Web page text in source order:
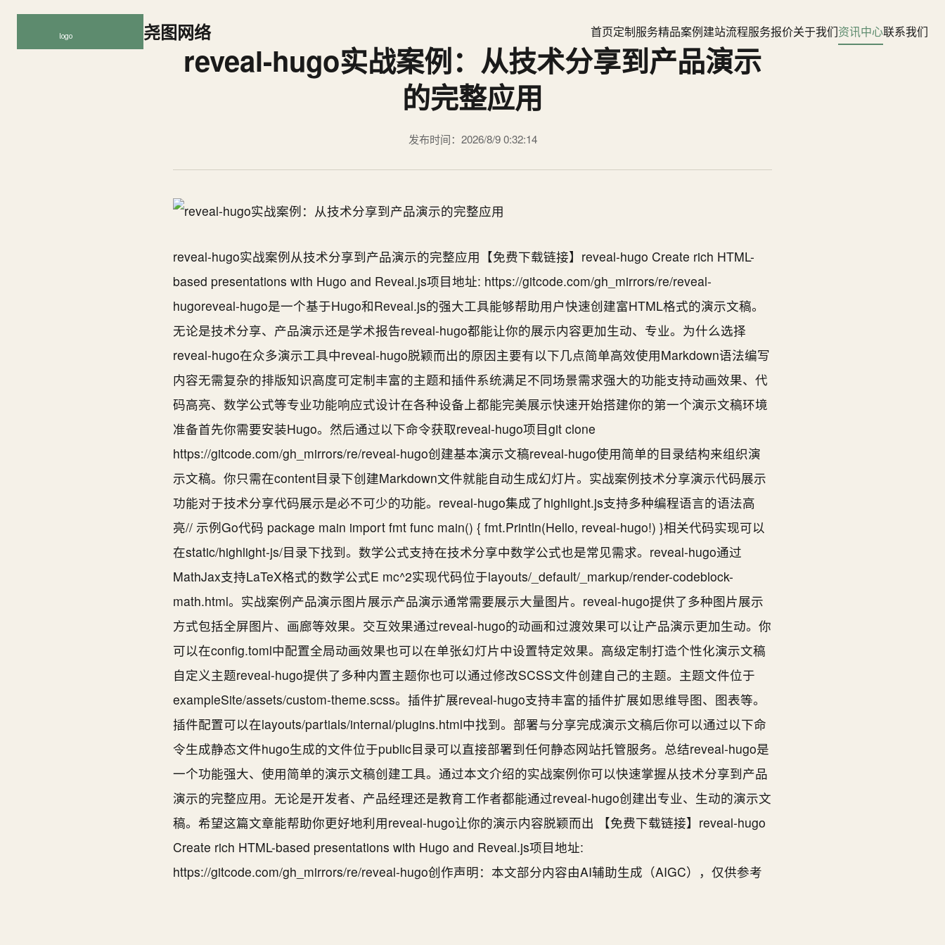
尧图网络 首页定制服务精品案例建站流程服务报价关于我们资讯中心联系我们
reveal-hugo实战案例：从技术分享到产品演示
的完整应用
发布时间：2026/8/9 0:32:14
reveal-hugo实战案例从技术分享到产品演示的完整应用【免费下载链接】reveal-hugo️ Create rich HTML-
based presentations with Hugo and Reveal.js项目地址: https://gitcode.com/gh_mirrors/re/reveal-
hugoreveal-hugo是一个基于Hugo和Reveal.js的强大工具能够帮助用户快速创建富HTML格式的演示文稿。
无论是技术分享、产品演示还是学术报告reveal-hugo都能让你的展示内容更加生动、专业。为什么选择
reveal-hugo在众多演示工具中reveal-hugo脱颖而出的原因主要有以下几点简单高效使用Markdown语法编写
内容无需复杂的排版知识高度可定制丰富的主题和插件系统满足不同场景需求强大的功能支持动画效果、代
码高亮、数学公式等专业功能响应式设计在各种设备上都能完美展示快速开始搭建你的第一个演示文稿环境
准备首先你需要安装Hugo。然后通过以下命令获取reveal-hugo项目git clone
https://gitcode.com/gh_mirrors/re/reveal-hugo创建基本演示文稿reveal-hugo使用简单的目录结构来组织演
示文稿。你只需在content目录下创建Markdown文件就能自动生成幻灯片。实战案例技术分享演示代码展示
功能对于技术分享代码展示是必不可少的功能。reveal-hugo集成了highlight.js支持多种编程语言的语法高
亮// 示例Go代码 package main import fmt func main() { fmt.Println(Hello, reveal-hugo!) }相关代码实现可以
在static/highlight-js/目录下找到。数学公式支持在技术分享中数学公式也是常见需求。reveal-hugo通过
MathJax支持LaTeX格式的数学公式E mc^2实现代码位于layouts/_default/_markup/render-codeblock-
math.html。实战案例产品演示图片展示产品演示通常需要展示大量图片。reveal-hugo提供了多种图片展示
方式包括全屏图片、画廊等效果。交互效果通过reveal-hugo的动画和过渡效果可以让产品演示更加生动。你
可以在config.toml中配置全局动画效果也可以在单张幻灯片中设置特定效果。高级定制打造个性化演示文稿
自定义主题reveal-hugo提供了多种内置主题你也可以通过修改SCSS文件创建自己的主题。主题文件位于
exampleSite/assets/custom-theme.scss。插件扩展reveal-hugo支持丰富的插件扩展如思维导图、图表等。
插件配置可以在layouts/partials/internal/plugins.html中找到。部署与分享完成演示文稿后你可以通过以下命
令生成静态文件hugo生成的文件位于public目录可以直接部署到任何静态网站托管服务。总结reveal-hugo是
一个功能强大、使用简单的演示文稿创建工具。通过本文介绍的实战案例你可以快速掌握从技术分享到产品
演示的完整应用。无论是开发者、产品经理还是教育工作者都能通过reveal-hugo创建出专业、生动的演示文
稿。希望这篇文章能帮助你更好地利用reveal-hugo让你的演示内容脱颖而出 【免费下载链接】reveal-hugo️
Create rich HTML-based presentations with Hugo and Reveal.js项目地址:
https://gitcode.com/gh_mirrors/re/reveal-hugo创作声明：本文部分内容由AI辅助生成（AIGC），仅供参考